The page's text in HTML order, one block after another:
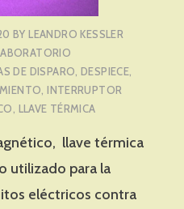
BYLEANDRO KESSLER
DE DISPARO,DESPIECE,
,INTERRUPTOR
, LLAVE TÉRMICA
llave térmica
utilizado para la
eléctricos contra